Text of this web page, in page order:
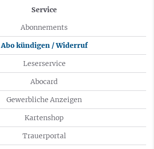
Service
Abonnements
Abo kündigen / Widerruf
Leserservice
Abocard
Gewerbliche Anzeigen
Kartenshop
Trauerportal